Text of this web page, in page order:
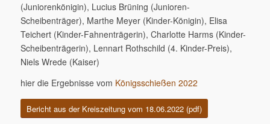
(Juniorenkönigin), Lucius Brüning (Junioren-
Scheibenträger), Marthe Meyer (Kinder-Königin), Elisa
Teichert (Kinder-Fahnenträgerin), Charlotte Harms (Kinder-
Scheibenträgerin), Lennart Rothschild (4. Kinder-Preis),
Niels Wrede (Kaiser)
hier die Ergebnisse vom Königsschießen 2022
Bericht aus der Kreiszeitung vom 18.06.2022 (pdf)